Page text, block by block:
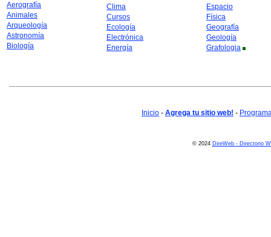
Aerografía
Animales
Arqueología
Astronomía
Biología
Clima
Cursos
Ecología
Electrónica
Energía
Espacio
Física
Geografía
Geología
Grafologia
Inicio - Agrega tu sitio web! -
© 2024 DireWeb - Directorio